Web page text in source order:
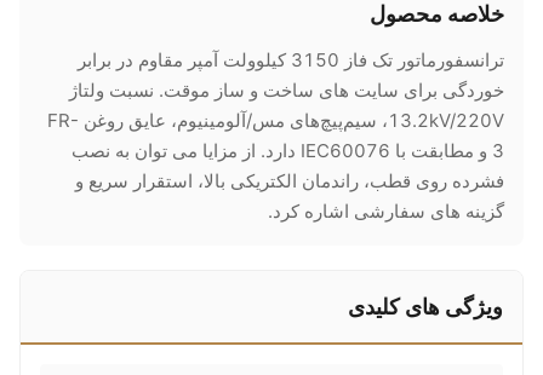
خلاصه محصول
ترانسفورماتور تک فاز 3150 کیلوولت آمپر مقاوم در برابر
خوردگی برای سایت های ساخت و ساز موقت. نسبت ولتاژ
13.2kV/220V، سیم‌پیچ‌های مس/آلومینیوم، عایق روغن FR-
3 و مطابقت با IEC60076 دارد. از مزایا می توان به نصب
فشرده روی قطب، راندمان الکتریکی بالا، استقرار سریع و
گزینه های سفارشی اشاره کرد.
ویژگی های کلیدی